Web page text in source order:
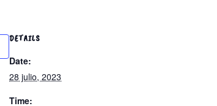
DETAILS
Date:
28 julio, 2023
Time: